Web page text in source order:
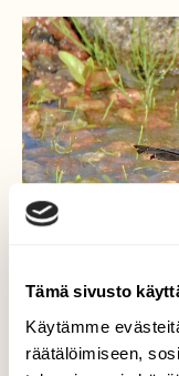
Tämä sivusto
Käytämme
räätälöimiseen,